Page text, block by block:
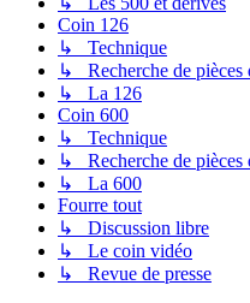
Coin 126
↳ Technique
↳ Recherche de pièces
↳ La 126
Coin 600
↳ Technique
↳ Recherche de pièces
↳ La 600
Fourre tout
↳ Discussion libre
↳ Le coin vidéo
↳ Revue de presse